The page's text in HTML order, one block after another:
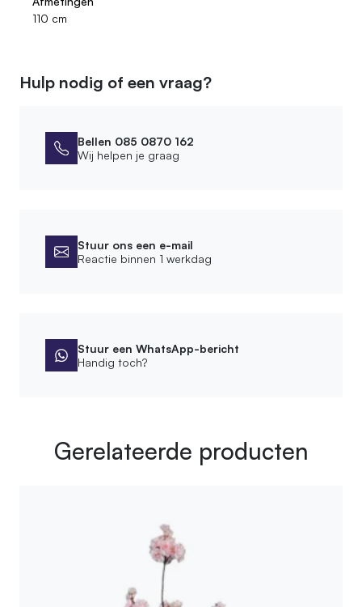
110 cm
Hulp nodig of een vraag?
Bellen 085 0870 162
Wij helpen je graag
Stuur ons een e-mail
Reactie binnen 1 werkdag
Stuur een WhatsApp-bericht
Handig toch?
Gerelateerde producten